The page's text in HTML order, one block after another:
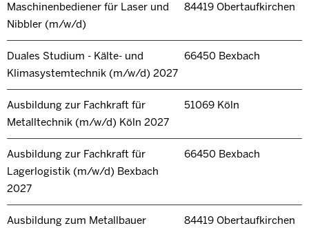
Maschinenbediener für Laser und
Nibbler (m/w/d)
84419 Obertaufkirchen
Duales Studium - Kälte- und
Klimasystemtechnik (m/w/d) 2027
66450 Bexbach
Ausbildung zur Fachkraft für
Metalltechnik (m/w/d) Köln 2027
51069 Köln
Ausbildung zur Fachkraft für
Lagerlogistik (m/w/d) Bexbach
2027
66450 Bexbach
Ausbildung zum Metallbauer
84419 Obertaufkirchen